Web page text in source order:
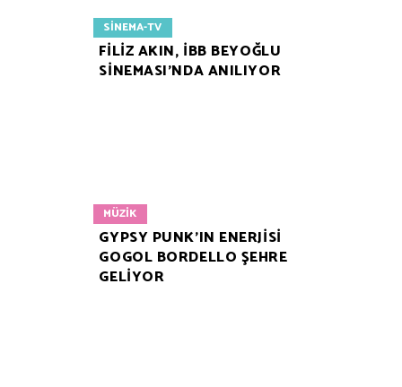
SINEMA-TV
FİLİZ AKIN, İBB BEYOĞLU
SİNEMASI’NDA ANILIYOR
MÜZIK
GYPSY PUNK’IN ENERJİSİ
GOGOL BORDELLO ŞEHRE
GELİYOR